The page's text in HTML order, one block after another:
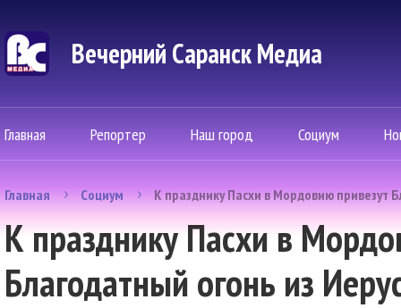
Вечерний Саранск Mедиа
Главная Репортер Наш город Социум
Главная Социум К празднику Пасхи в Мордовию привезут
К празднику Пасхи в
Благодатный огонь из